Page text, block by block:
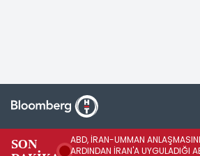
SON
ABD, İRAN-UMMAN
ARDINDAN İRAN'A UYGULADIĞI